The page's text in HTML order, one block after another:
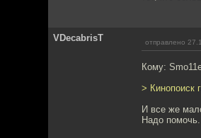
VDecabrisT отправлено
Кому:
> Кинопоиск
И все же
Надо помочь.